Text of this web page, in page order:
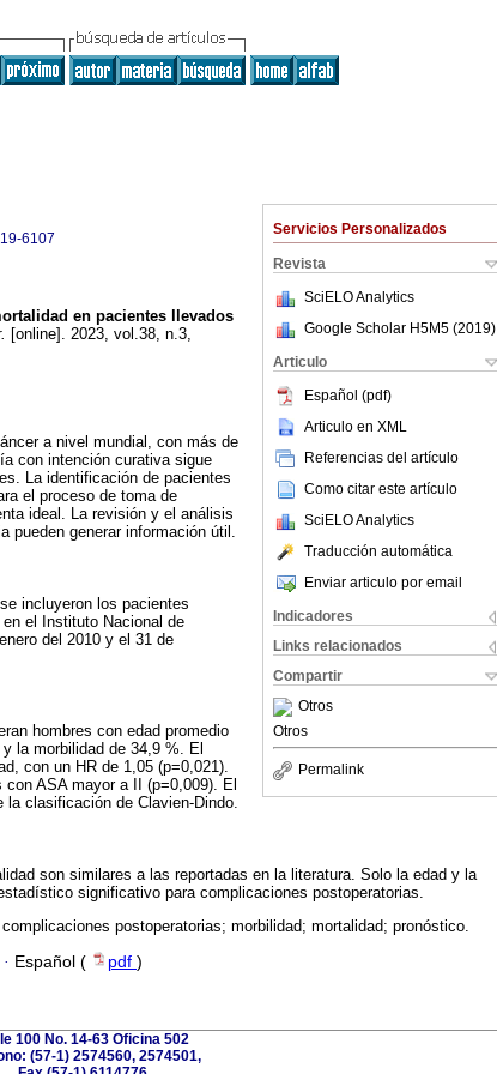
Servicios Personalizados
Revista
SciELO Analytics
Google Scholar H5M5 (2019)
Articulo
Español (pdf)
Articulo en XML
Referencias del artículo
Como citar este artículo
SciELO Analytics
Traducción automática
Enviar articulo por email
Indicadores
Links relacionados
Compartir
Otros
Otros
Permalink
6107
en pacientes llevados
[online]. 2023, vol.38, n.3,
a nivel mundial, con más de
con intención curativa sigue
La identificación de pacientes
el proceso de toma de
ideal. La revisión y el análisis
pueden generar información útil.
incluyeron los pacientes
el Instituto Nacional de
del 2010 y el 31 de
hombres con edad promedio
la morbilidad de 34,9 %. El
con un HR de 1,05 (p=0,021).
ASA mayor a II (p=0,009). El
clasificación de Clavien-Dindo.
son similares a las reportadas en la literatura. Solo la edad y la
significativo para complicaciones postoperatorias.
postoperatorias; morbilidad; mortalidad; pronóstico.
· Español ( pdf )
100 No. 14-63 Oficina 502
(57-1) 2574560, 2574501,